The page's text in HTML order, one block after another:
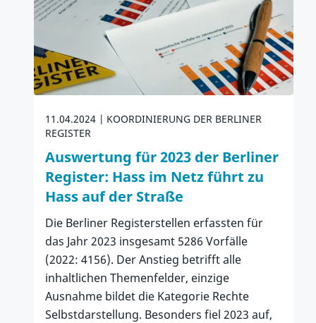
11.04.2024
KOORDINIERUNG DER BERLINER
REGISTER
Auswertung für 2023 der Berliner
Register: Hass im Netz führt zu
Hass auf der Straße
Die Berliner Registerstellen erfassten für
das Jahr 2023 insgesamt 5286 Vorfälle
(2022: 4156). Der Anstieg betrifft alle
inhaltlichen Themenfelder, einzige
Ausnahme bildet die Kategorie Rechte
Selbstdarstellung. Besonders fiel 2023 auf,